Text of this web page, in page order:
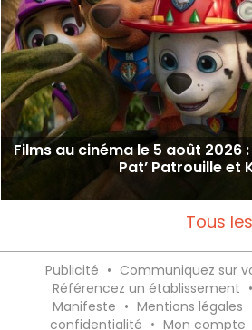
Films au cinéma le 5 août 2026
Pat’ Patrouille et
Tous
Publicité • Communiquez sur
Référencez un établissement •
Manifeste • Mentions légales
confidentialité • Mon compte